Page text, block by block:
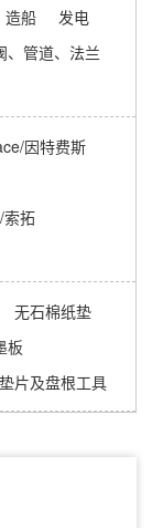
造船
发电
、管道、法兰
因特费斯
索拓
无石棉纸垫
板
垫片及盘根工具